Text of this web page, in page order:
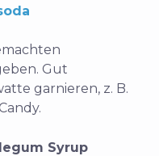
Gut
garnieren, z. B.
Syrup